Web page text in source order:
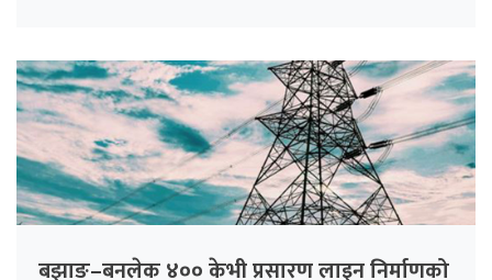
बझाङ–बनलेक ४०० केभी प्रसारण लाइन निर्माणको